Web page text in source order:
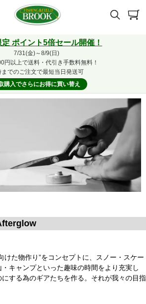
ポイント5倍セール開催！
7/31(金)～8/9(日)
円以上で送料・代引き手数料無料！
までのご注文で最短当日発送可
購入でさらにお得に買い替え
けた物作り”をコンセプトに、スノー・スケー
・キャンプといった趣味の時間をより充実し
する為のギアたちを作る。それが我々の目指